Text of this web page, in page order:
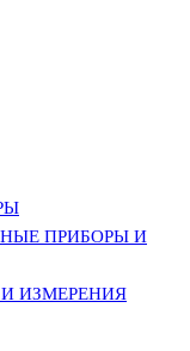
ПРИБОРЫ И
ИЗМЕРЕНИЯ